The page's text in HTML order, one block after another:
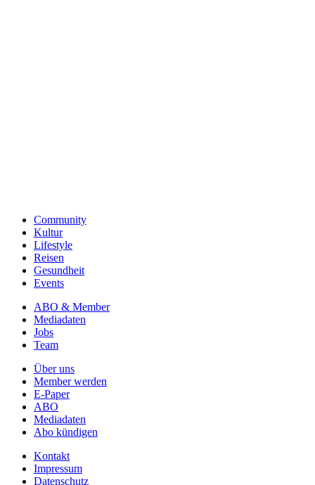
Community
Kultur
Lifestyle
Reisen
Gesundheit
Events
ABO & Member
Mediadaten
Jobs
Team
Über uns
Member werden
E-Paper
ABO
Mediadaten
Abo kündigen
Kontakt
Impressum
Datenschutz